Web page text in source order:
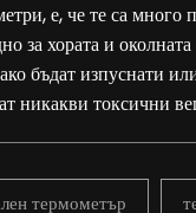
е, че те са много
за хората и
бъдат изпуснати
никакви токсични
термометър